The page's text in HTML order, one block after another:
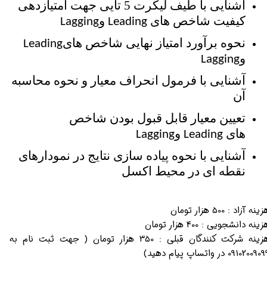
آشنایی با طیف لیکرت 5 تایی جهت امتیازدهی
کیفیت شاخص های Leading وLagging
نحوه برآورد امتیاز نهایی شاخص هایLeading
وLagging
آشنایی با فرمول انحراف معیار و نحوه محاسبه
آن
تعیین معیار قابل قبول بودن شاخص
های Leading وLagging
آشنایی با نحوه پیاده سازی نتایج در نمودارهای
نقطه ای در محیط اکسل
آزاد : 500 هزار تومان
دانشجویی : 400 هزار تومان
هزینه شرکت کنندگان قبلی : 350 هزار تومان ( جهت ثبت نام به
در واتساپ پیام دهید)